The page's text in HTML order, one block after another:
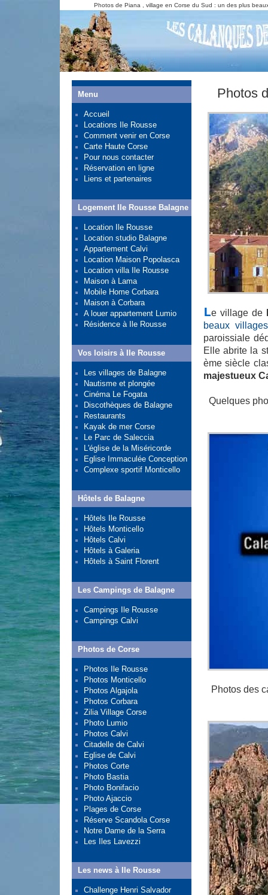
Photos de Piana , village en Corse du Sud : un des plus
Photos
Le village de
beaux
paroissiale
Elle abrite la
ème siècle
majestueux
Quelques
Photos des
Menu
Accueil
Locations Ile Rousse
Comment venir en Corse
Carte Haute Corse
Pour nous contacter
Réservation en ligne
Liens et partenaires
Logement Ile Rousse Balagne
Location Ile Rousse
Location studio Balagne
Appartement Calvi
Location Maison Popolasca
Location villa Ile Rousse
Maison à Lama
Mobile Home Corbara
Maison à Corbara
A louer appartement Lumio
Résidence à Ile Rousse
Vos loisirs à Ile Rousse
Les villages de Balagne
Nautisme et plongée
Cinéma Le Fogata
Discothèques de Balagne
Restaurants
Kayak de mer Corse
Le Parc de Saleccia
L'église de la Miséricorde
Eglise Immaculée Conception
Complexe sportif Monticello
Hôtels de Balagne
Hôtels Ile Rousse
Hôtels Monticello
Hôtels Calvi
Hôtels à Galeria
Hôtels à Saint Florent
Les Campings de Balagne
Campings Ile Rousse
Campings Calvi
Photos de Corse
Photos Ile Rousse
Photos Monticello
Photos Algajola
Photos Corbara
Zilia Village Corse
Photo Lumio
Photos Calvi
Citadelle de Calvi
Eglise de Calvi
Photos Corte
Photo Bastia
Photo Bonifacio
Photo Ajaccio
Plages de Corse
Réserve Scandola Corse
Notre Dame de la Serra
Les Iles Lavezzi
Les news à Ile Rousse
Challenge Henri Salvador